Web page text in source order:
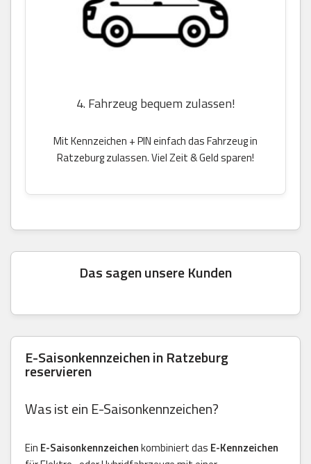
4. Fahrzeug bequem zulassen!
Mit Kennzeichen + PIN einfach das Fahrzeug in
Ratzeburg zulassen. Viel Zeit & Geld sparen!
Das sagen unsere Kunden
E-Saisonkennzeichen in Ratzeburg
reservieren
Was ist ein E-Saisonkennzeichen?
Ein E-Saisonkennzeichenkombiniert das E-Kennzeichen